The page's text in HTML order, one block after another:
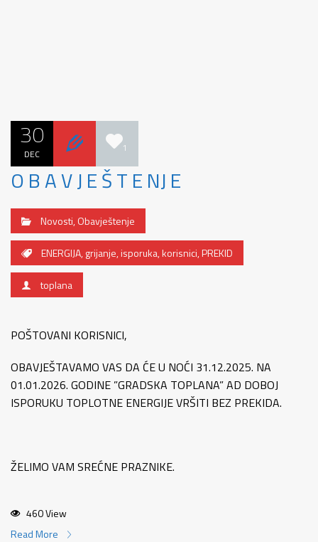
30
DEC 1
O B A V J E Š T E NJ E
Novosti,Obavještenje
ENERGIJA,grijanje,isporuka,korisnici,PREKID
toplana
POŠTOVANI KORISNICI,
OBAVJEŠTAVAMO VAS DA ĆE U NOĆI 31.12.2025. NA
01.01.2026. GODINE ”GRADSKA TOPLANA” AD DOBOJ
ISPORUKU TOPLOTNE ENERGIJE VRŠITI BEZ PREKIDA.
ŽELIMO VAM SREĆNE PRAZNIKE.
460 View
Read More